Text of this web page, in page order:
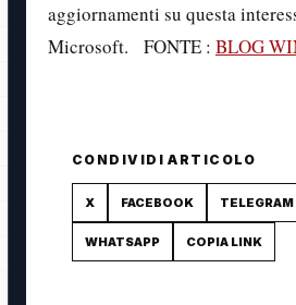
aggiornamenti su questa
Microsoft. FONTE : BLOG
CONDIVIDI ARTICOLO
X FACEBOOK TELEGRAM
WHATSAPP COPIA LINK